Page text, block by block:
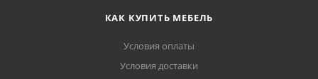
КАК КУПИТЬ МЕБЕЛЬ
Условия оплаты
Условия доставки